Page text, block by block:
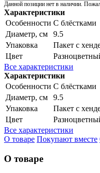
Данной позиции нет в наличии.
Характеристики
Особенности С блёстками
Диаметр, см
9.5
Упаковка
Пакет с
Цвет
Все характеристики
Характеристики
Особенности С блёстками
Диаметр, см
9.5
Упаковка
Пакет с
Цвет
Все характеристики
О товаре Покупают вместе
О товаре